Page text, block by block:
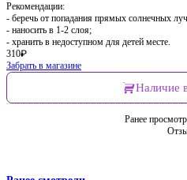
Рекомендации:
- беречь от попадания прямых солнечных
- наносить в 1-2 слоя;
- хранить в недоступном для детей месте.
310₽
Забрать в магазине
Наличие
Ранее